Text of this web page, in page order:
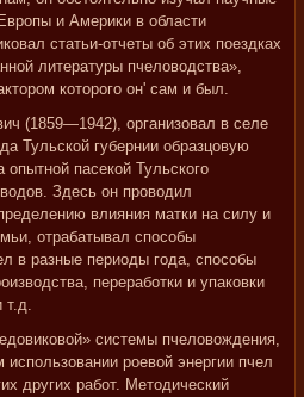
и Америки в области
статьи-отчеты об этих поездках
литературы пчеловодства»,
которого он' сам и был.
(1859—1942), организовал в селе
Тульской губернии образцовую
опытной пасекой Тульского
Здесь он проводил
влияния матки на силу и
отрабатывал способы
в разные периоды года, способы
переработки и упаковки
т.д.
системы пчеловождения,
роевой энергии пчел
других работ. Методический